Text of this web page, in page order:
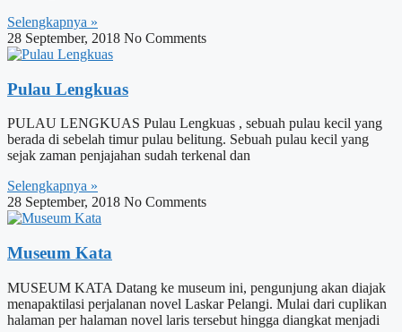
Selengkapnya »
28 September, 2018 No Comments
Pulau Lengkuas
PULAU LENGKUAS Pulau Lengkuas , sebuah pulau kecil yang
berada di sebelah timur pulau belitung. Sebuah pulau kecil yang
sejak zaman penjajahan sudah terkenal dan
Selengkapnya »
28 September, 2018 No Comments
Museum Kata
MUSEUM KATA Datang ke museum ini, pengunjung akan diajak
menapaktilasi perjalanan novel Laskar Pelangi. Mulai dari cuplikan
halaman per halaman novel laris tersebut hingga diangkat menjadi